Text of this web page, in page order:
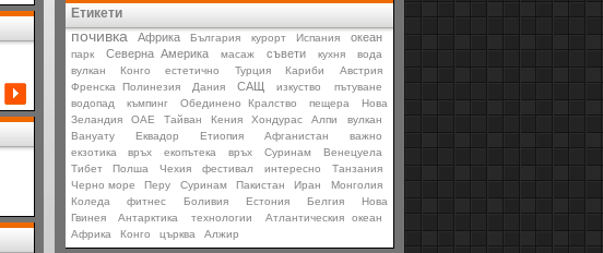
Етикети
почивка Африка България курорт Испания океан
парк Северна Америка масаж съвети кухня
вода
вулкан
Конго естетично Турция Кариби
Австрия
Френска Полинезия
Дания САЩ изкуство
пътуване
водопад
къмпинг Обединено Кралство пещера
Нова
Зеландия
ОАЕ Тайван Кения Хондурас Алпи
вулкан
Вануату
Еквадор Етиопия Афганистан
важно
екзотика
връх екопътека връх Суринам
Венецуела
Тибет
Полша Чехия фестивал интересно
Танзания
Черно море
Перу Суринам Пакистан Иран
Монголия
Коледа
фитнес Боливия Естония Белгия
Нова
Гвинея
Антарктика технологии
Атлантическия океан
Африка
Конго църква Алжир